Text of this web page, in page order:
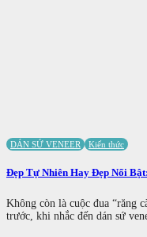
DÁN SỨ VENEER Kiến thức
Đẹp Tự Nhiên Hay Đẹp Nổi
Không còn là cuộc đua “răng
trước, khi nhắc đến dán sứ